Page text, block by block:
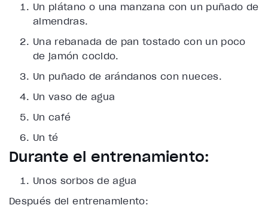
Un plátano o una manzana con un puñado de
almendras.
Una rebanada de pan tostado con un poco
de jamón cocido.
Un puñado de arándanos con nueces.
Un vaso de agua
Un café
Un té
Durante el entrenamiento:
Unos sorbos de agua
Después del entrenamiento: